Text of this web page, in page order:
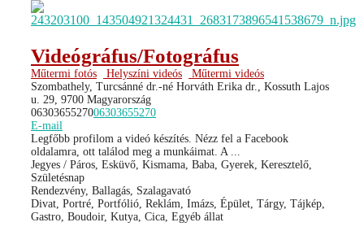
Videógráfus/Fotográfus
Műtermi fotós Helyszíni videós
Műtermi videós
Szombathely, Turcsánné dr.-né Horváth Erika dr., Kossuth Lajos
u. 29, 9700 Magyarország
0630365527006303655270
E-mail
Legfőbb profilom a videó készítés. Nézz fel a Facebook
oldalamra, ott találod meg a munkáimat. A ...
Jegyes / Páros, Esküvő, Kismama, Baba, Gyerek, Keresztelő,
Születésnap
Rendezvény, Ballagás, Szalagavató
Divat, Portré, Portfólió, Reklám, Imázs, Épület, Tárgy, Tájkép,
Gastro, Boudoir, Kutya, Cica, Egyéb állat